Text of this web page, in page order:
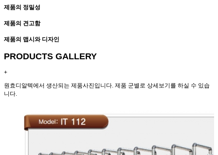
제품의 정밀성
제품의 견고함
제품의 맵시와 디자인
PRODUCTS GALLERY
+
원효디알텍에서 생산되는 제품사진입니다. 제품 군별로 상세보기를 하실 수 있습
니다.